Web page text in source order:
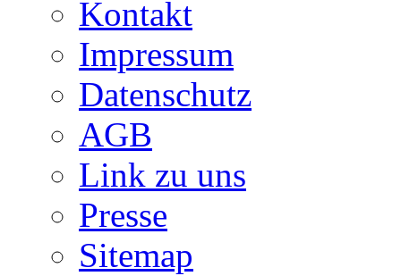
Kontakt
Impressum
Datenschutz
AGB
Link zu uns
Presse
Sitemap